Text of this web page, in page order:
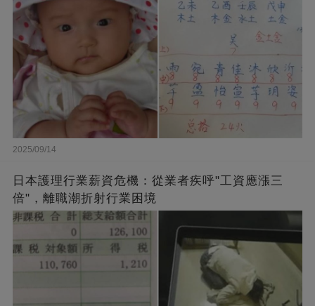
2025/09/14
日本護理行業薪資危機：從業者疾呼"工資應漲三
倍"，離職潮折射行業困境